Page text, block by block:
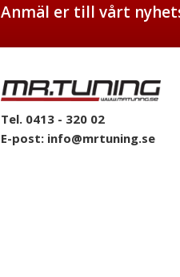
Anmäl er till vårt
Tel. 0413 - 320 02
E-post: info@mrtuning.se